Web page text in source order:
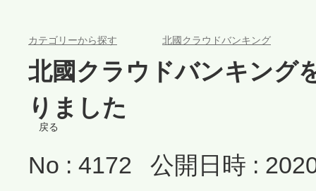
カテゴリーから探す 北國クラウドバンキング
北國クラウドバンキング
りました
戻る
No : 4172
公開日時 :